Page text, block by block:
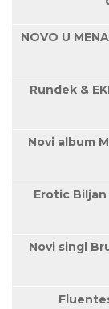
NOVO U
Rundek &
Novi album
Erotic
Novi singl